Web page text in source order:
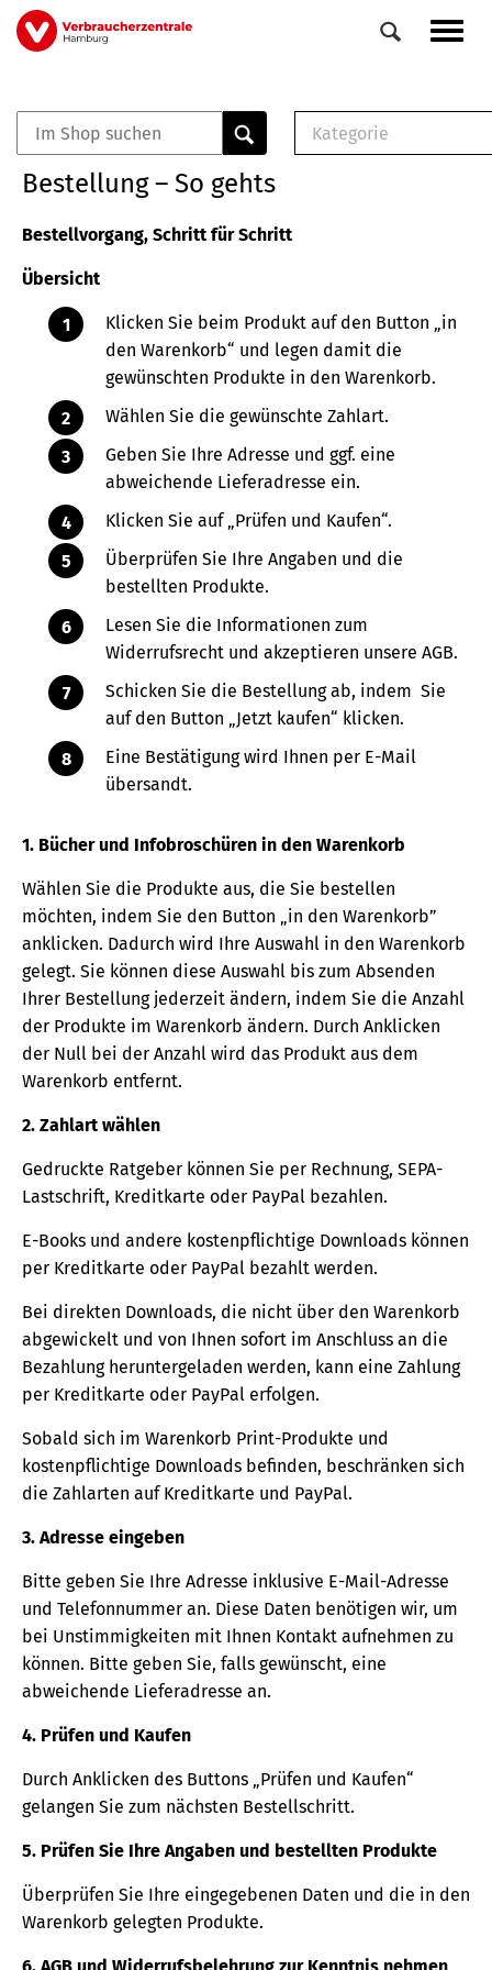
Direkt
zum
Veranstaltungen
0
Elemente
Kategorie
Buch
Bestellung – So gehts
Bestellvorgang, Schritt für Schritt
Übersicht
Klicken Sie beim Produkt auf den Button „in
den Warenkorb“ und legen damit die
gewünschten Produkte in den Warenkorb.
Wählen Sie die gewünschte Zahlart.
Geben Sie Ihre Adresse und ggf. eine
abweichende Lieferadresse ein.
Klicken Sie auf „Prüfen und Kaufen“.
Überprüfen Sie Ihre Angaben und die
bestellten Produkte.
Lesen Sie die Informationen zum
Widerrufsrecht und akzeptieren unsere AGB.
Schicken Sie die Bestellung ab, indem Sie
auf den Button „Jetzt kaufen“ klicken.
Eine Bestätigung wird Ihnen per E-Mail
übersandt.
1. Bücher und Infobroschüren in den Warenkorb
Wählen Sie die Produkte aus, die Sie bestellen
möchten, indem Sie den Button „in den Warenkorb”
anklicken. Dadurch wird Ihre Auswahl in den Warenkorb
gelegt. Sie können diese Auswahl bis zum Absenden
Ihrer Bestellung jederzeit ändern, indem Sie die Anzahl
der Produkte im Warenkorb ändern. Durch Anklicken
der Null bei der Anzahl wird das Produkt aus dem
Warenkorb entfernt.
2. Zahlart wählen
Gedruckte Ratgeber können Sie per Rechnung, SEPA-
Lastschrift, Kreditkarte oder PayPal bezahlen.
E-Books und andere kostenpflichtige Downloads können
per Kreditkarte oder PayPal bezahlt werden.
Bei direkten Downloads, die nicht über den Warenkorb
abgewickelt und von Ihnen sofort im Anschluss an die
Bezahlung heruntergeladen werden, kann eine Zahlung
per Kreditkarte oder PayPal erfolgen.
Sobald sich im Warenkorb Print-Produkte und
kostenpflichtige Downloads befinden, beschränken sich
die Zahlarten auf Kreditkarte und PayPal.
3. Adresse eingeben
Bitte geben Sie Ihre Adresse inklusive E-Mail-Adresse
und Telefonnummer an. Diese Daten benötigen wir, um
bei Unstimmigkeiten mit Ihnen Kontakt aufnehmen zu
können. Bitte geben Sie, falls gewünscht, eine
abweichende Lieferadresse an.
4. Prüfen und Kaufen
Durch Anklicken des Buttons „Prüfen und Kaufen“
gelangen Sie zum nächsten Bestellschritt.
5. Prüfen Sie Ihre Angaben und bestellten Produkte
Überprüfen Sie Ihre eingegebenen Daten und die in den
Warenkorb gelegten Produkte.